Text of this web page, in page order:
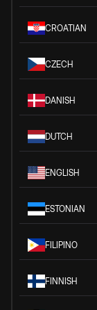
CROATIAN
CZECH
DANISH
DUTCH
ENGLISH
ESTONIAN
FILIPINO
FINNISH